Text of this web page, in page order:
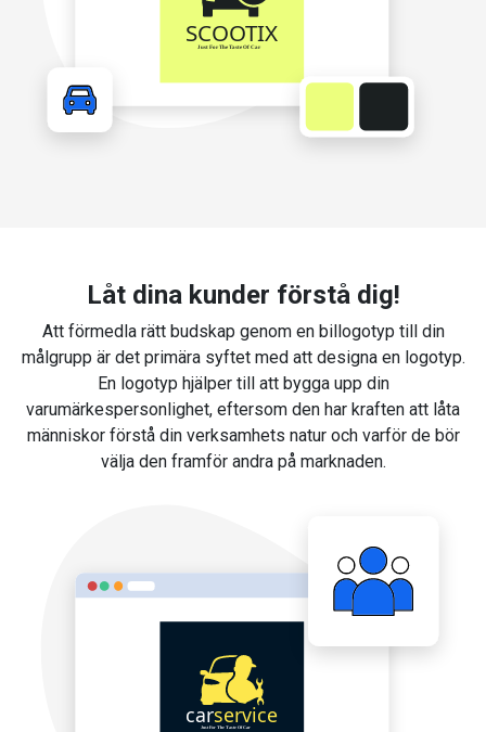
Låt dina kunder förstå dig!
Att förmedla rätt budskap genom en billogotyp till din
målgrupp är det primära syftet med att designa en logotyp.
En logotyp hjälper till att bygga upp din
varumärkespersonlighet, eftersom den har kraften att låta
människor förstå din verksamhets natur och varför de bör
välja den framför andra på marknaden.